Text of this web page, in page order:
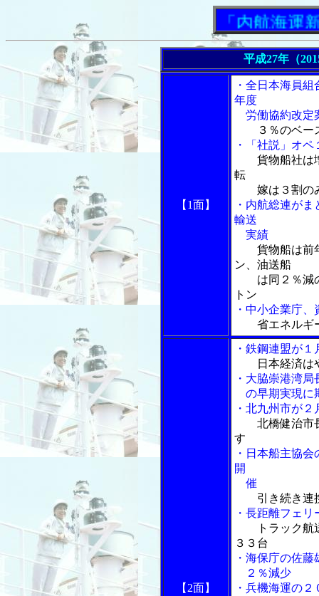
「内航海運新聞」
平成27年（
【1面】
・全日本海員
年度
労働協約改定
３％のベー
・「社説」オ
貨物船社は
転
嫁は３割の
・内航総連が
輸送
実績
貨物船は前
ン、油送船
は同２％減の
トン
・中小企業庁
省エネルギ
【2面】
・鉄鋼連盟が
日本経済は
・大脇崇港湾
の早期実現に
・北九州市が
北橋健治市
す
・日本船主協
開
催
引き続き連
・長距離フェ
トラック
３３台
・海保庁の佐
２％減少
・兵機海運の